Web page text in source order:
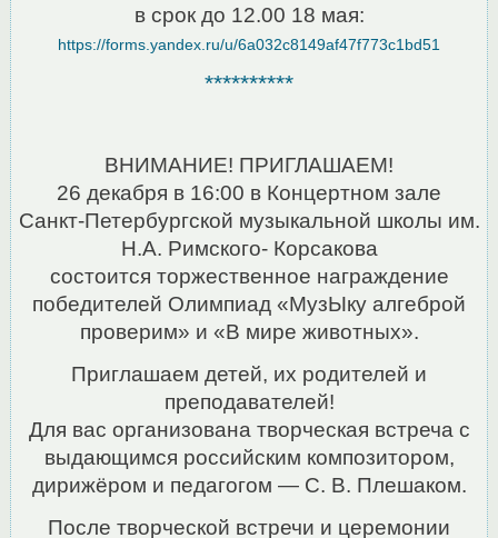
в срок до 12.00 18 мая:
https://forms.yandex.ru/u/6a032c8149af47f773c1bd51
**********
ВНИМАНИЕ! ПРИГЛАШАЕМ!
26 декабря в 16:00 в Концертном зале
Санкт-Петербургской музыкальной школы им.
Н.А. Римского- Корсакова
состоится торжественное награждение
победителей Олимпиад «МузЫку алгеброй
проверим» и «В мире животных».
Приглашаем детей, их родителей и
преподавателей!
Для вас организована творческая встреча с
выдающимся российским композитором,
дирижёром и педагогом — С. В. Плешаком.
После творческой встречи и церемонии